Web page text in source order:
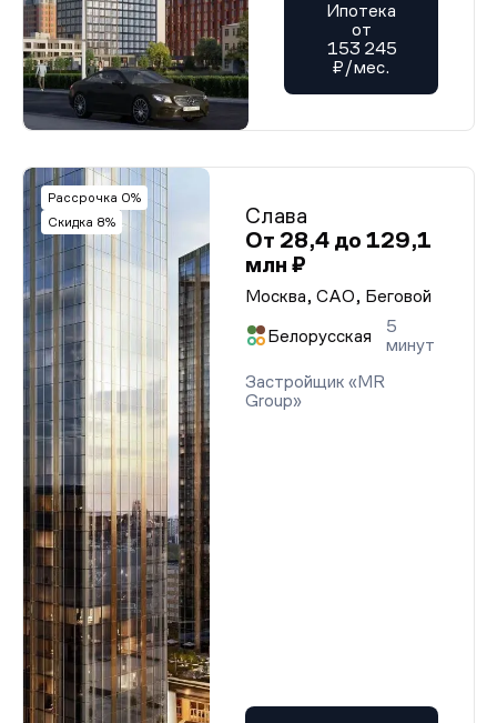
Ипотека
от
153 245
₽/мес.
Рассрочка 0%
Скидка 8%
Слава
От 28,4 до 129,1
млн ₽
Москва, САО, Беговой
Белорусская
5
минут
Застройщик «MR
Group»